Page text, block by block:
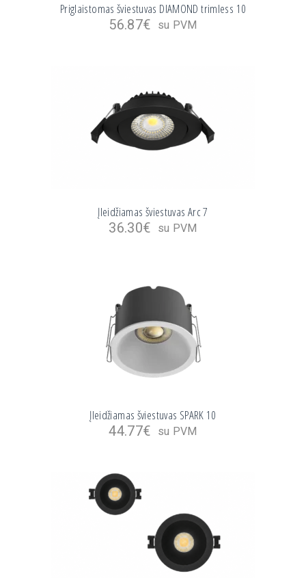
Priglaistomas šviestuvas DIAMOND trimless 10
56.87€ su PVM
Įleidžiamas šviestuvas Arc 7
36.30€ su PVM
Įleidžiamas šviestuvas SPARK 10
44.77€ su PVM